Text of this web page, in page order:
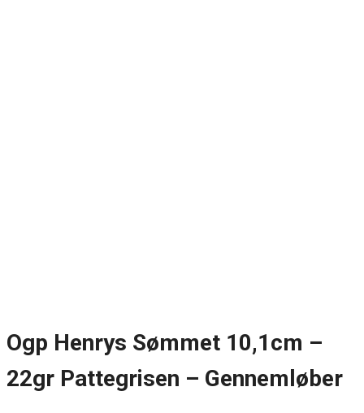
Ogp Henrys Sømmet 10,1cm –
22gr Pattegrisen – Gennemløber